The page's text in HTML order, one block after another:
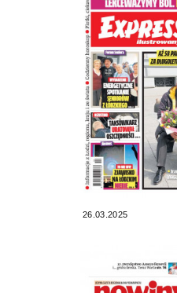
26.03.2025